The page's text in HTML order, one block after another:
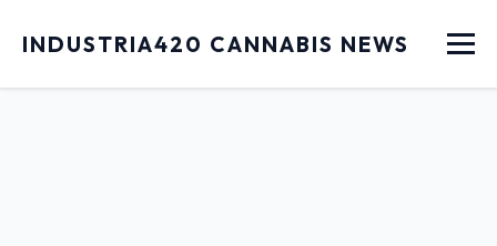
INDUSTRIA420 CANNABIS NEWS Menu